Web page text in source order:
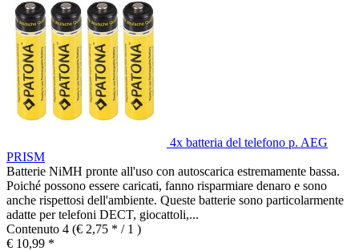
4x batteria del telefono p. AEG
PRISM
Batterie NiMH pronte all'uso con autoscarica estremamente bassa.
Poiché possono essere caricati, fanno risparmiare denaro e sono
anche rispettosi dell'ambiente. Queste batterie sono particolarmente
adatte per telefoni DECT, giocattoli,...
Contenuto 4 (€ 2,75 * / 1 )
€ 10,99 *